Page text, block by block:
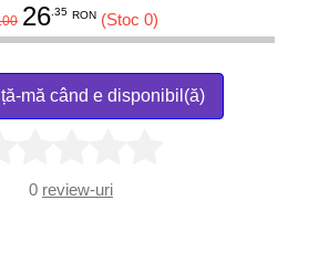
26.35 RON (Stoc 0)
mă când e disponibil(ă)
0 review-uri